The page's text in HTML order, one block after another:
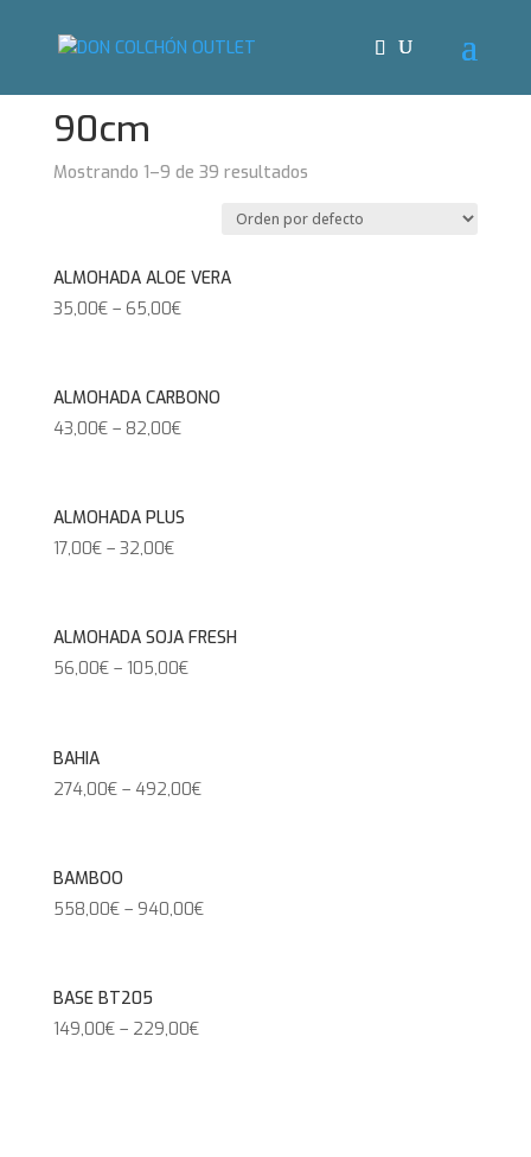
90cm
Mostrando 1–9 de 39 resultados
ALMOHADA ALOE VERA
35,00€– 65,00€
ALMOHADA CARBONO
43,00€– 82,00€
ALMOHADA PLUS
17,00€– 32,00€
ALMOHADA SOJA FRESH
56,00€– 105,00€
BAHIA
274,00€– 492,00€
BAMBOO
558,00€– 940,00€
BASE BT205
149,00€– 229,00€